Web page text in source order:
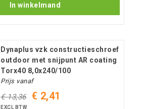
In winkelmand
Dynaplus vzk constructieschroef
outdoor met snijpunt AR coating
Torx40 8,0x240/100
Prijs vanaf
€ 13,36 € 2,41
EXCL BTW